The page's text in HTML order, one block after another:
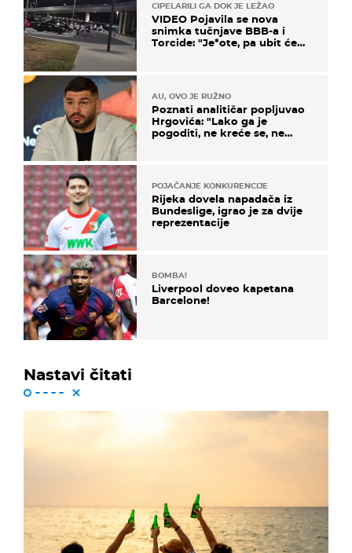
CIPELARILI GA DOK JE LEŽAO
VIDEO Pojavila se nova
snimka tučnjave BBB-a i
Torcide: "Je*ote, pa ubit će
AU, OVO JE RUŽNO
Poznati analitičar popljuvao
Hrgovića: "Lako ga je
pogoditi, ne kreće se, ne
POJAČANJE KONKURENCIJE
Rijeka dovela napadača iz
Bundeslige, igrao je za dvije
reprezentacije
BOMBA!
Liverpool doveo kapetana
Barcelone!
Nastavi čitati